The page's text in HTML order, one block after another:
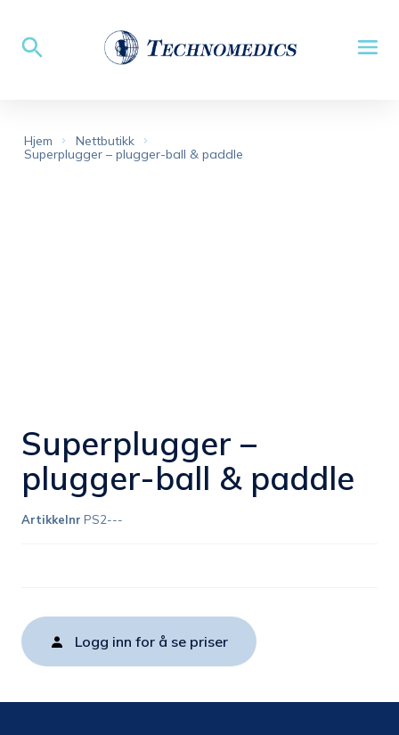
Hjem
Nettbutikk
Superplugger – plugger-ball & paddle
Superplugger –
plugger-ball & paddle
Artikkelnr PS2---
Logg inn for å se priser